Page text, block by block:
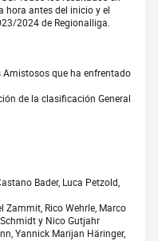
hora antes del inicio y el
2024 de Regionalliga.
que ha enfrentado
de la clasificación General
Bader, Luca Petzold,
Zammit, Rico Wehrle, Marco
y Nico Gutjahr
Yannick Marijan Häringer,